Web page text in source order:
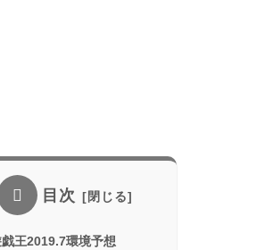
目次
王2019.7環境予想